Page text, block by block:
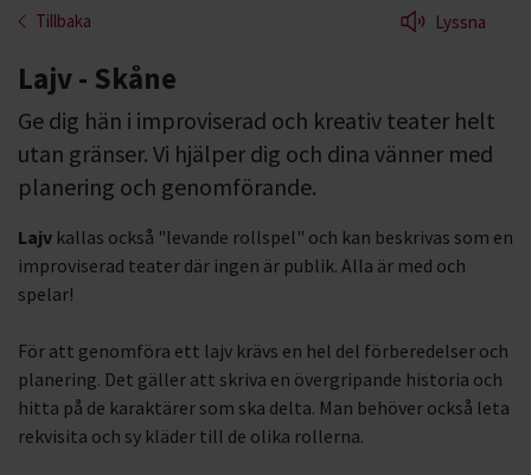
Tillbaka Lyssna
Lajv - Skåne
Ge dig hän i improviserad och kreativ teater helt
utan gränser. Vi hjälper dig och dina vänner med
planering och genomförande.
Lajv kallas också "levande rollspel" och kan beskrivas som en
improviserad teater där ingen är publik. Alla är med och
spelar!
För att genomföra ett lajv krävs en hel del förberedelser och
planering. Det gäller att skriva en övergripande historia och
hitta på de karaktärer som ska delta. Man behöver också leta
rekvisita och sy kläder till de olika rollerna.